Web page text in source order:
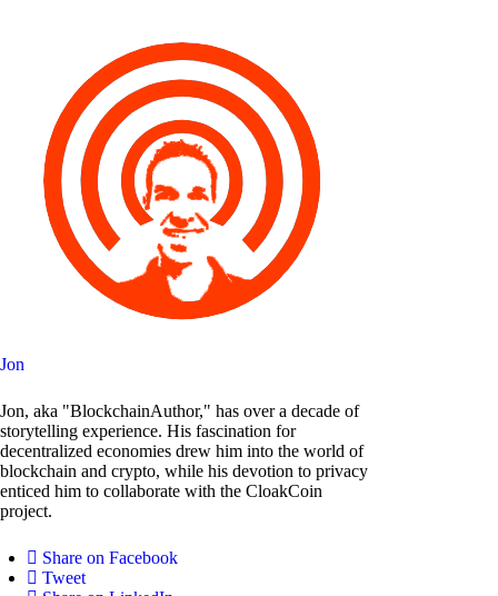
Jon
Jon, aka "BlockchainAuthor," has over a decade of
storytelling experience. His fascination for
decentralized economies drew him into the world of
blockchain and crypto, while his devotion to privacy
enticed him to collaborate with the CloakCoin
project.
Share on Facebook
Tweet